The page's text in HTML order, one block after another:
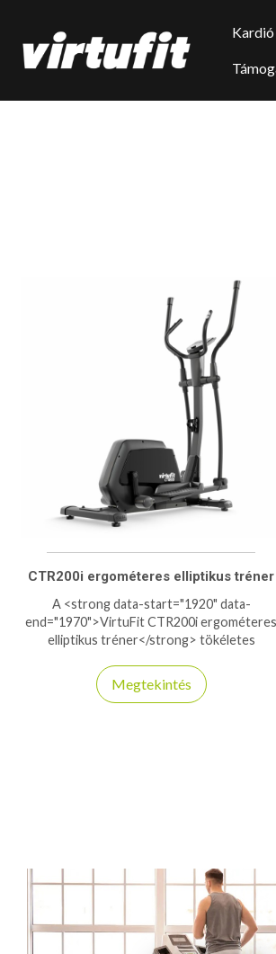
Kardió
CTR200i ergométeres elliptikus tréner
A <strong data-start="1920" data-
end="1970">VirtuFit CTR200i ergométeres
elliptikus tréner</strong> tökéletes
kardiógépet keresel otthoni edzéshez.
<strong>150kg-os teherbírás</strong>sal
az <strong>edzésprogramok</strong> és
<strong>applikációs csatlakozási
lehetőségek</strong> motiválóvá és
mérhetővé teszik a fejlődést.
választás rendszeres, hosszú távú otthoni
Megtekintés